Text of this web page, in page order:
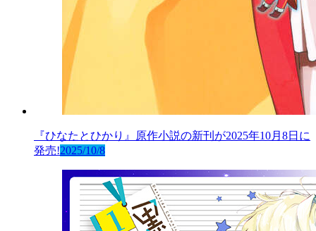
『ひなたとひかり』原作小説の新刊が2025年10月8日に
発売!2025/10/8